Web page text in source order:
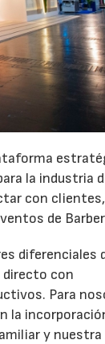
la industria
con clientes,
de
diferenciales
directo con
Para
la
y nuestra